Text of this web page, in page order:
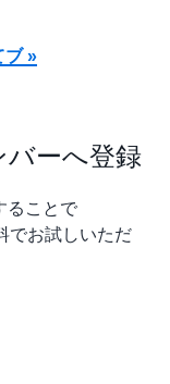
ブ »
ーへ登録
ることで
でお試しいただ